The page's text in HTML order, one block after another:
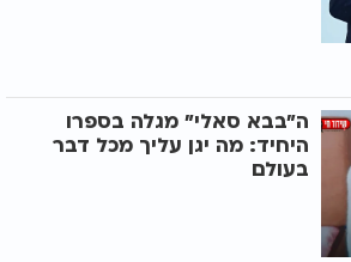
ה"בבא סאלי" מגלה בספרו
היחיד: מה יגן עליך מכל דבר
בעולם